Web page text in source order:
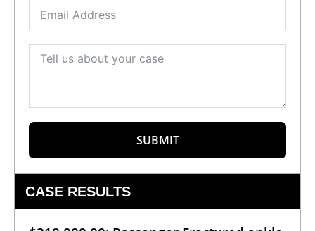
SUBMIT
CASE RESULTS